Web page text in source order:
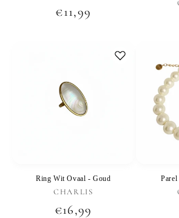
Normale
€11,99
Ring Wit Ovaal - Goud
Verkoper:
CHARLIS
Normale
€16,99